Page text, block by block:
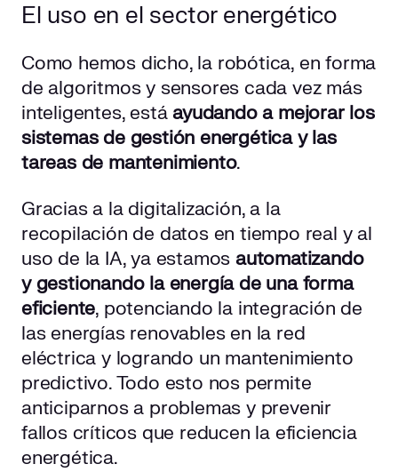
El uso en el sector energético
Como hemos dicho, la robótica, en forma
de algoritmos y sensores cada vez más
inteligentes, estáayudando a mejorar los
sistemas de gestión energética y las
tareas de mantenimiento.
Gracias a la digitalización, a la
recopilación de datos en tiempo real y al
uso de la IA, ya estamosautomatizando
y gestionando la energía de una forma
eficiente, potenciando la integración de
las energías renovables en la red
eléctrica y logrando un mantenimiento
predictivo. Todo esto nos permite
anticiparnos a problemas y prevenir
fallos críticos que reducen la eficiencia
energética.